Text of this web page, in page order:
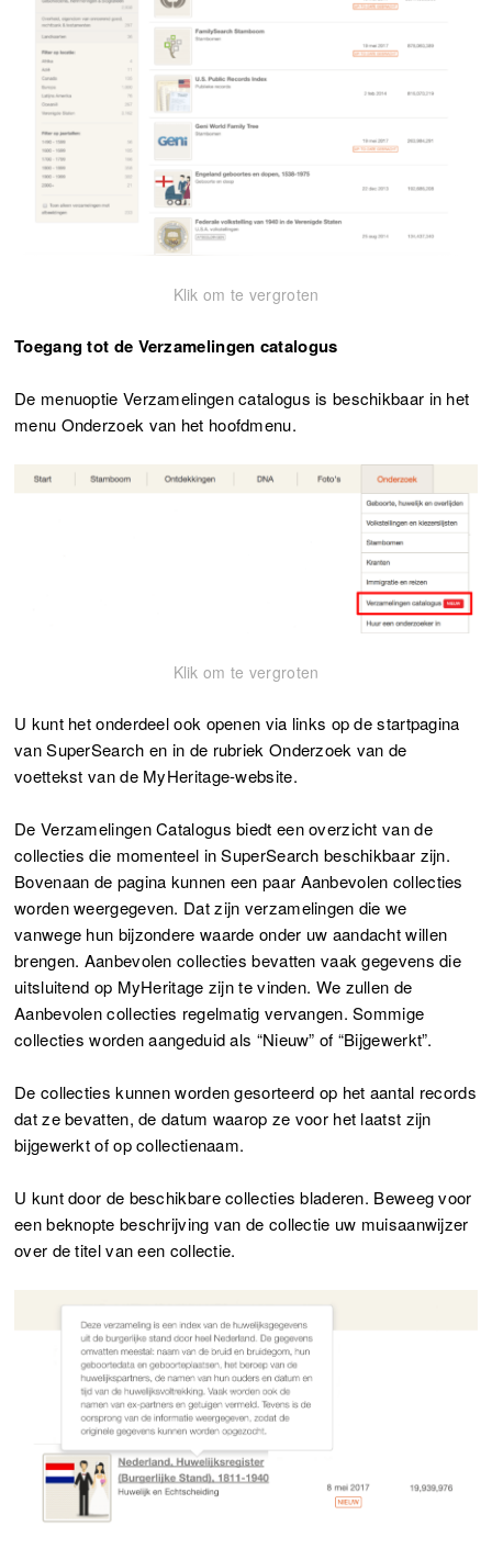
Klik om te vergroten
Toegang tot de Verzamelingen catalogus
De menuoptie Verzamelingen catalogus is beschikbaar in het
menu Onderzoek van het hoofdmenu.
Klik om te vergroten
U kunt het onderdeel ook openen via links op de startpagina
van SuperSearch en in de rubriek Onderzoek van de
voettekst van de MyHeritage-website.
De Verzamelingen Catalogus biedt een overzicht van de
collecties die momenteel in SuperSearch beschikbaar zijn.
Bovenaan de pagina kunnen een paar Aanbevolen collecties
worden weergegeven. Dat zijn verzamelingen die we
vanwege hun bijzondere waarde onder uw aandacht willen
brengen. Aanbevolen collecties bevatten vaak gegevens die
uitsluitend op MyHeritage zijn te vinden. We zullen de
Aanbevolen collecties regelmatig vervangen. Sommige
collecties worden aangeduid als “Nieuw” of “Bijgewerkt”.
De collecties kunnen worden gesorteerd op het aantal records
dat ze bevatten, de datum waarop ze voor het laatst zijn
bijgewerkt of op collectienaam.
U kunt door de beschikbare collecties bladeren. Beweeg voor
een beknopte beschrijving van de collectie uw muisaanwijzer
over de titel van een collectie.